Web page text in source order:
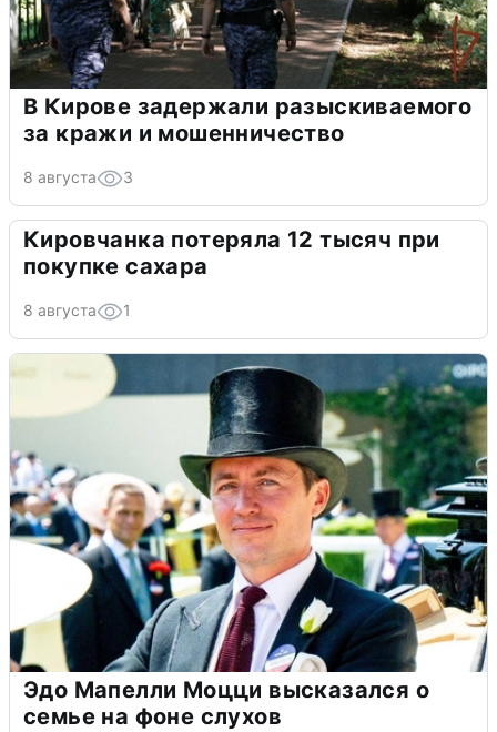
В Кирове задержали разыскиваемого
за кражи и мошенничество
8 августа 3
Кировчанка потеряла 12 тысяч при
покупке сахара
8 августа 1
Эдо Мапелли Моцци высказался о
семье на фоне слухов